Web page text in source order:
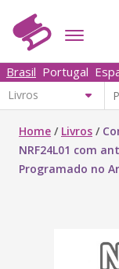
Brasil Portugal
Home / Livros /
NRF24L01 com
Programado no